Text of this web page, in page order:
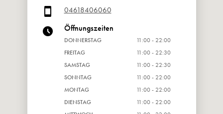
04618406060
Öffnungszeiten
DONNERSTAG
11:00 - 22:00
FREITAG
11:00 - 22:30
SAMSTAG
11:00 - 22:30
SONNTAG
11:00 - 22:00
MONTAG
11:00 - 22:00
DIENSTAG
11:00 - 22:00